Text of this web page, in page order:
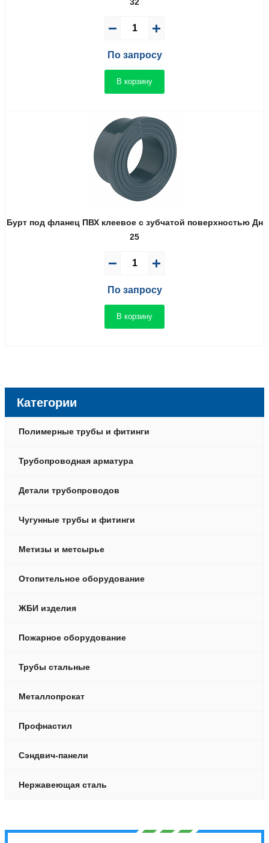
По запросу
В корзину
Бурт под фланец ПВХ клеевое с зубчатой поверхностью Дн
25
По запросу
В корзину
Категории
Полимерные трубы и фитинги
Трубопроводная арматура
Детали трубопроводов
Чугунные трубы и фитинги
Метизы и метсырье
Отопительное оборудование
ЖБИ изделия
Пожарное оборудование
Трубы стальные
Металлопрокат
Профнастил
Сэндвич-панели
Нержавеющая сталь